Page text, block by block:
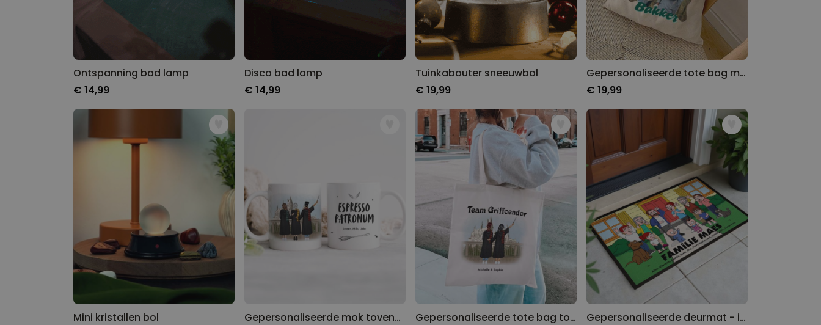
Ontspanning bad lamp
€ 14,99
Disco bad lamp
€ 14,99
Tuinkabouter sneeuwbol
€ 19,99
Gepersonaliseerde tote bag met foto en tekst
€ 19,99
Mini kristallen bol Gepersonaliseerde mok tovenaars Gepersonaliseerde tote bag tovenaars Gepersonaliseerde deurmat - illustratie stripfiguur familie